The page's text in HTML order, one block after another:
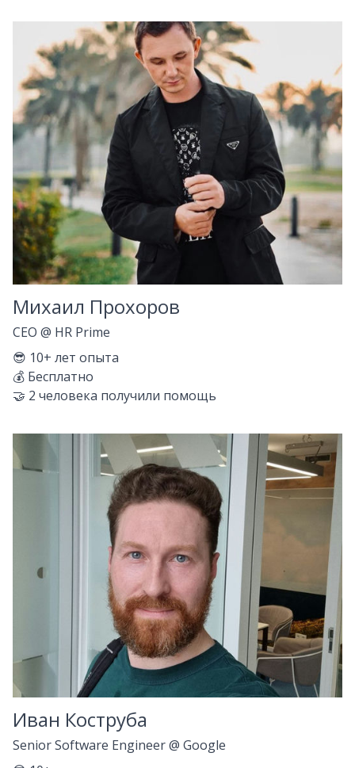
Михаил Прохоров
CEO @ HR Prime
😎 10+ лет опыта
💰 Бесплатно
🤝 2 человека получили помощь
Иван Коструба
Senior Software Engineer@ Google